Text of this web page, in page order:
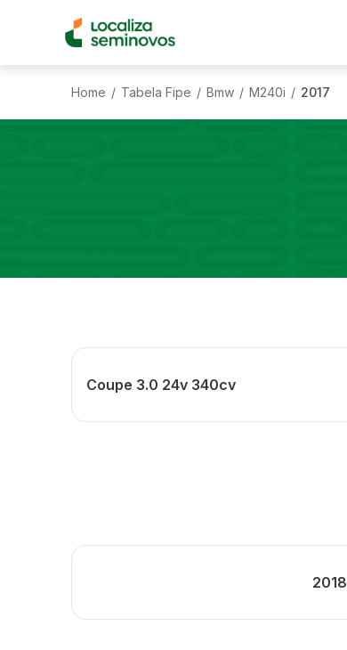
Home / Tabela Fipe / Bmw / M240i / 2017
Coupe 3.0 24v 340cv
2018